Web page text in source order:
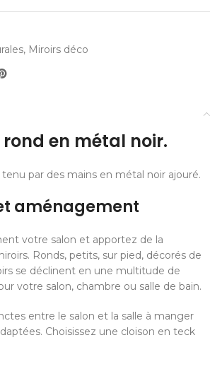
, Miroirs déco
en métal noir.
par des mains en métal noir ajouré.
aménagement
votre salon et apportez de la
Ronds, petits, sur pied, décorés de
se déclinent en une multitude de
votre salon, chambre ou salle de bain.
entre le salon et la salle à manger
Choisissez une cloison en teck